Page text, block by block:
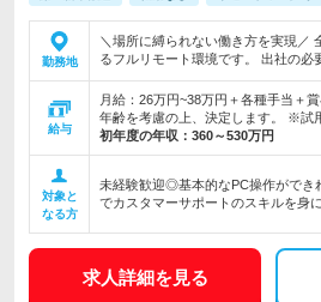
勤務地
＼場所に縛られない働き方を実現／
るフルリモート環境です。 出社の必
給与
月給：26万円~38万円＋各種手当＋
年齢を考慮の上、決定します。 ※試
初年度の年収： 360～530万円
対象と
なる方
未経験歓迎◎基本的なPC操作ができ
でカスタマーサポートのスキルを身
求人詳細を見る